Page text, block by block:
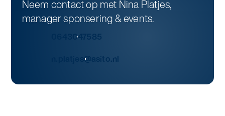
Neem contact op met Nina Platjes,
manager sponsering & events.
0643047585
n.platjes@asito.nl